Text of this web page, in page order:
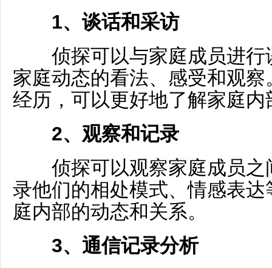
1、谈话和采访
侦探可以与家庭成员进行
家庭动态的看法、感受和观
经历，可以更好地了解家庭
2、观察和记录
侦探可以观察家庭成员之
录他们的相处模式、情感表
庭内部的动态和关系。
3、通信记录分析